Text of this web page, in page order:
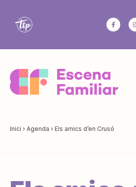
Inici › Agenda › Els amics d’en Crusó